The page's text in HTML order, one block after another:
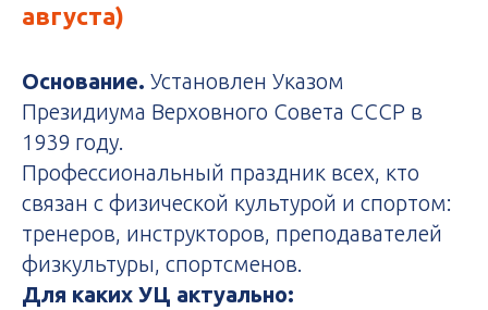
августа)
Основание. Установлен Указом
Президиума Верховного Совета СССР в
1939 году.
Профессиональный праздник всех, кто
связан с физической культурой и спортом:
тренеров, инструкторов, преподавателей
физкультуры, спортсменов.
Для каких УЦ актуально: